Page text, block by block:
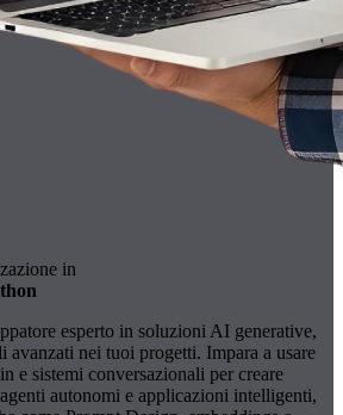
in
esperto in soluzioni AI generative,
avanzati nei tuoi progetti. Impara a usare
e sistemi conversazionali per creare
autonomi e applicazioni intelligenti,